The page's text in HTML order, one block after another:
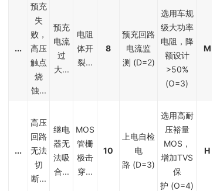
...
预充
失
败，
高压
触点
烧
蚀...
预充
电流
过
大...
电阻
体开
裂...
8
预充回路
电流监
测 (D=2)
选用车规
级大功率
电阻，降
额设计
>50%
(O=3)
M
...
高压
回路
无法
切
断...
继电
器无
法吸
合...
MOS
管栅
极击
穿...
10
上电自检
电
路 (D=3)
选用高耐
压裕量
MOS，
增加TVS
保
护 (O=4)
H